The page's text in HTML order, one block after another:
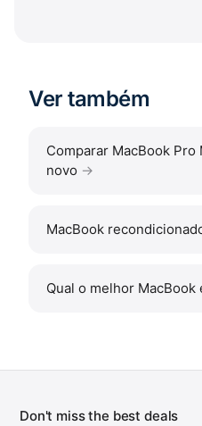
Ver também
Comparar MacBook
novo
MacBook
Qual o melhor MacBook
Don't miss the best deals